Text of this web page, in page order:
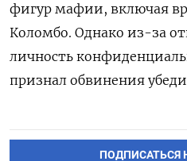
фигур мафии, включая
Коломбо. Однако из-за
личность
признал обвинения
ПОДПИСАТЬСЯ